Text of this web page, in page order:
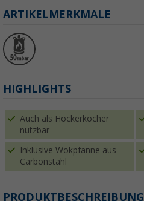
ARTIKELMERKMALE
HIGHLIGHTS
Auch als Hockerkocher
nutzbar
Inklusive Wokpfanne aus
Carbonstahl
PRODUKTBESCHREIBUNG